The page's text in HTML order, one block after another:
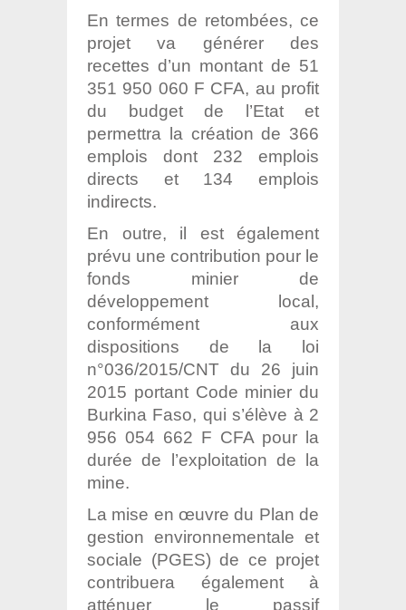
En termes de retombées, ce
projet va générer des
recettes d’un montant de 51
351 950 060 F CFA, au profit
du budget de l’Etat et
permettra la création de 366
emplois dont 232 emplois
directs et 134 emplois
indirects.
En outre, il est également
prévu une contribution pour le
fonds minier de
développement local,
conformément aux
dispositions de la loi
n°036/2015/CNT du 26 juin
2015 portant Code minier du
Burkina Faso, qui s’élève à 2
956 054 662 F CFA pour la
durée de l’exploitation de la
mine.
La mise en œuvre du Plan de
gestion environnementale et
sociale (PGES) de ce projet
contribuera également à
atténuer le passif